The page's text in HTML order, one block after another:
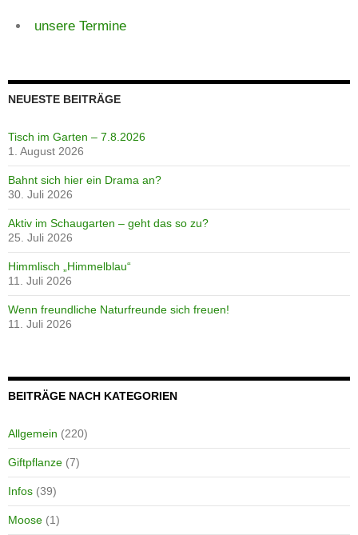
unsere Termine
NEUESTE BEITRÄGE
Tisch im Garten – 7.8.2026
1. August 2026
Bahnt sich hier ein Drama an?
30. Juli 2026
Aktiv im Schaugarten – geht das so zu?
25. Juli 2026
Himmlisch „Himmelblau“
11. Juli 2026
Wenn freundliche Naturfreunde sich freuen!
11. Juli 2026
BEITRÄGE NACH KATEGORIEN
Allgemein (220)
Giftpflanze (7)
Infos (39)
Moose (1)